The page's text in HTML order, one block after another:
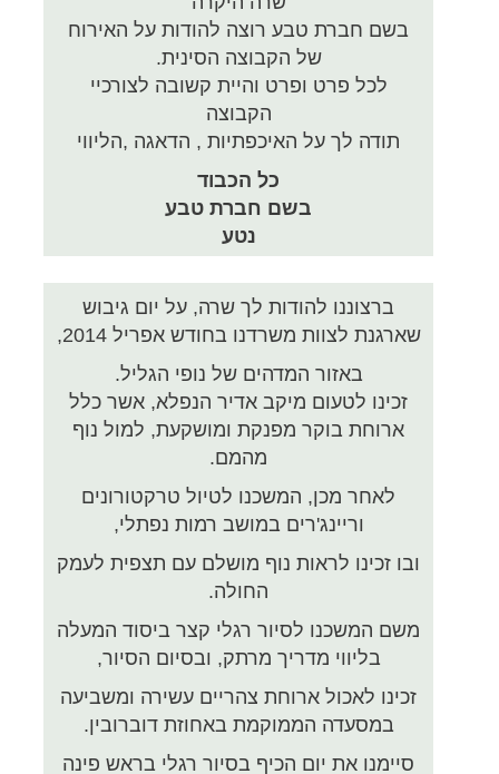
בשם חברת טבע רוצה להודות על האירוח
של הקבוצה הסינית.
לכל פרט ופרט והיית קשובה לצורכיי
הקבוצה
תודה לך על האיכפתיות , הדאגה ,הליווי
כל הכבוד
בשם חברת טבע
נטע
ברצוננו להודות לך שרה, על יום גיבוש
שארגנת לצוות משרדנו בחודש אפריל 2014,
באזור המדהים של נופי הגליל.
זכינו לטעום מיקב אדיר הנפלא, אשר כלל
ארוחת בוקר מפנקת ומושקעת, למול נוף
מהמם.
לאחר מכן, המשכנו לטיול טרקטורונים
וריינג'רים במושב רמות נפתלי,
ובו זכינו לראות נוף מושלם עם תצפית לעמק
החולה.
משם המשכנו לסיור רגלי קצר ביסוד המעלה
בליווי מדריך מרתק, ובסיום הסיור,
זכינו לאכול ארוחת צהריים עשירה ומשביעה
במסעדה הממוקמת באחוזת דוברובין.
סיימנו את יום הכיף בסיור רגלי בראש פינה